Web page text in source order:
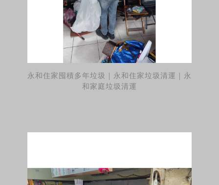
永和住家囤積多年垃圾｜永和住家垃圾清運｜永
和家庭垃圾清運